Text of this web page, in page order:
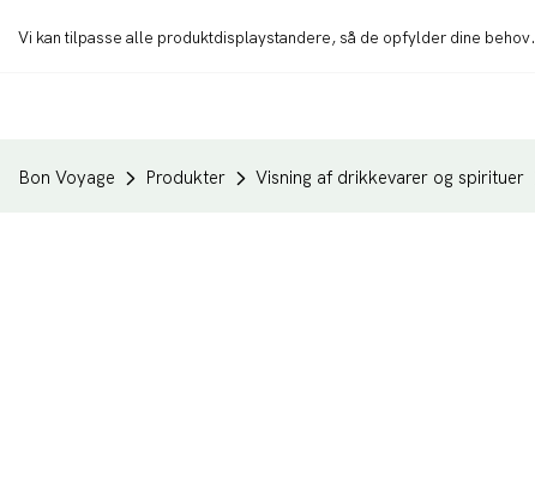
Vi kan tilpasse alle produktdisplaystandere, så de opfylder dine behov.
Bon Voyage Produkter Visning af drikkevarer og spirituer